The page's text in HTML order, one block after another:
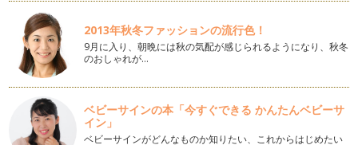
暖かい季節になり、公園デビューを始めるにはいい季節です
ね。幼稚園、保育園のママは、新学期が…
招かれた時のマナー 素敵なママになるコツ
ママになると、お友だちのお宅へお邪魔したりと、お子様を通
じてお招きいただく機会が増えません…
春のアクセサリー イヤーカフ
イヤーカフというアクセサリーをご存じですか？ ピアスでも
なく、イヤリングでもない耳…
2013年秋冬ファッションの流行色！
9月に入り、朝晩には秋の気配が感じられるようになり、秋冬
のおしゃれが…
ベビーサインの本「今すぐできる かんたんベビーサ
イン」
ベビーサインがどんなものか知りたい、これからはじめたい